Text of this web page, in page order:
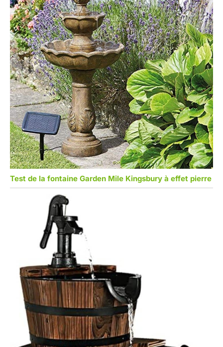
Test de la fontaine Garden Mile Kingsbury à effet pierre